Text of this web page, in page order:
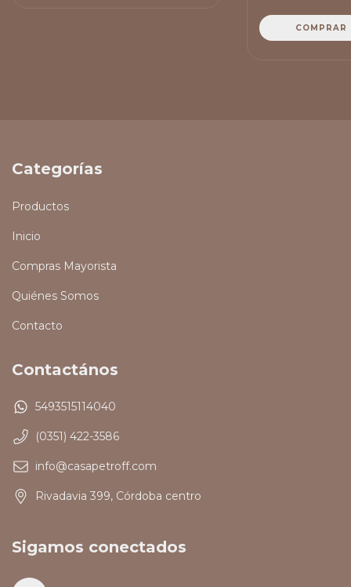
COMPRAR
Categorías
Productos
Inicio
Compras Mayorista
Quiénes Somos
Contacto
Contactános
5493515114040
(0351) 422-3586
info@casapetroff.com
Rivadavia 399, Córdoba centro
Sigamos conectados